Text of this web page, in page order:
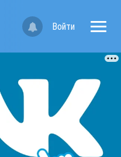
Войти